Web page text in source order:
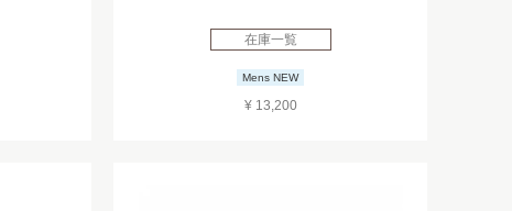
在庫一覧
Mens NEW
¥ 13,200